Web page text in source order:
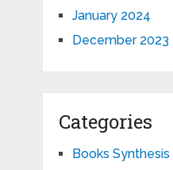
January 2024
December 2023
Categories
Books Synthesis